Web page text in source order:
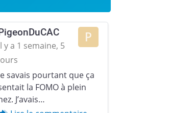
PigeonDuCAC
y a 1 semaine, 5
savais pourtant que ça
la FOMO à plein
J’avais…
Next